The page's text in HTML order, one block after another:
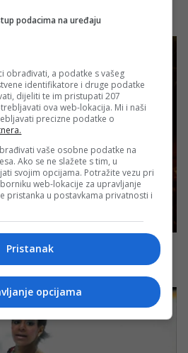
podacima na uređaju
obrađivati, a podatke s vašeg
identifikatore i druge podatke
dijeliti te im pristupati 207
ova web-lokacija. Mi i naši
precizne podatke o
vaše osobne podatke na
Ako se ne slažete s tim, u
svojim opcijama. Potražite vezu pri
web-lokacije za upravljanje
pristanka u postavkama privatnosti i
Pristanak
opcijama